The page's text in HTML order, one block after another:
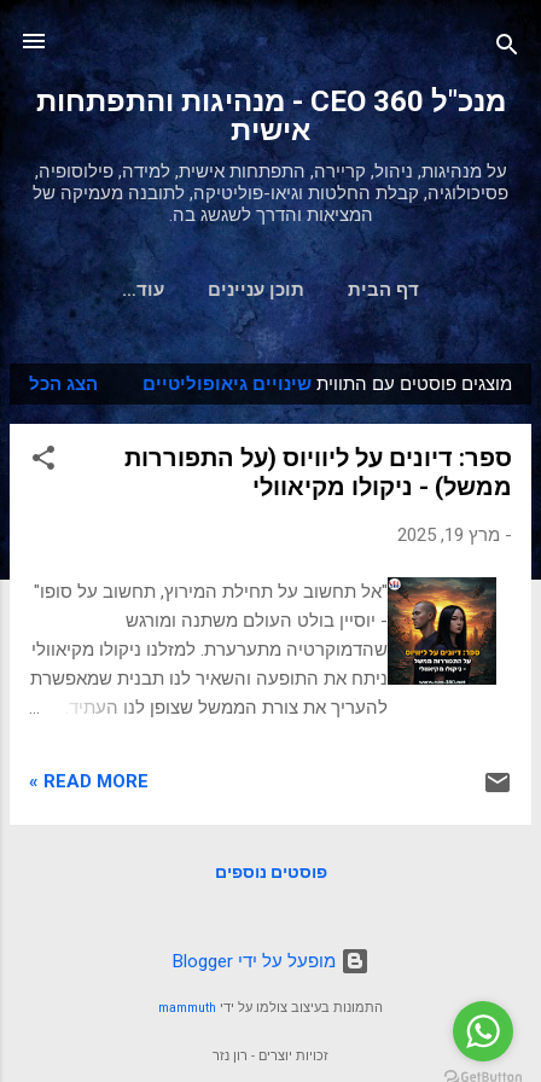
דילוג לתוכן הראשי
מנכ"ל 360 CEO - מנהיגות והתפתחות
אישית
על מנהיגות, ניהול, קריירה, התפתחות אישית, למידה, פילוסופיה,
פסיכולוגיה, קבלת החלטות וגיאו-פוליטיקה, לתובנה מעמיקה של
המציאות והדרך לשגשג בה.
דף הבית תוכן עניינים ‏עוד…
ר
ש
מוצגים פוסטים עם התווית שינויים גיאופוליטיים הצג הכל
ספר: דיונים על ליוויוס (על התפוררות
ממשל) - ניקולו מקיאוולי
- מרץ 19, 2025
"אל תחשוב על תחילת המירוץ, תחשוב על סופו"
- יוסיין בולט העולם משתנה ומורגש
שהדמוקרטיה מתערערת. למזלנו ניקולו מקיאוולי
ניתח את התופעה והשאיר לנו תבנית שמאפשרת
להעריך את צורת הממשל שצופן לנו העתיד.
הפוליטיים המשפיעים והשנויים במחלוקת
ועמוקה יותר, המציגה את השקפת עולמו
הגורמים המניעים אותה. הוא האמין כי ניתן
ללמוד מההיסטוריה, ובמיוחד מתולדות רומא
העתיד. ב"דיונים על ליוויוס", מקיאוולי ניתח את
READ MORE »
פוסטים נוספים
‏מופעל על ידי Blogger
התמונות בעיצוב צולמו על ידי mammuth
זכויות יוצרים - רון נזר